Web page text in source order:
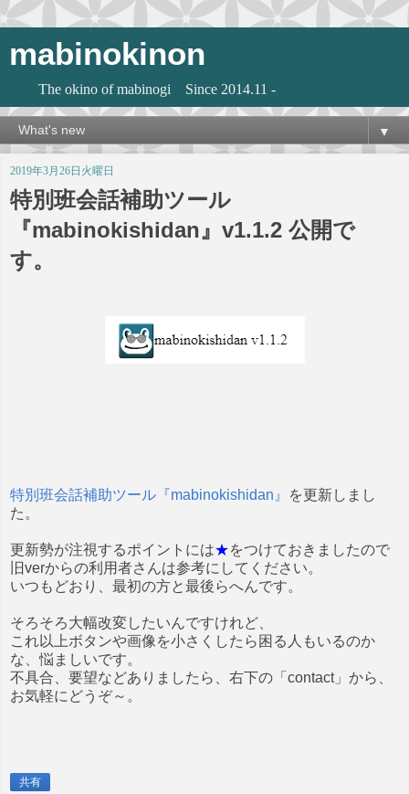
mabinokinon
The okino of mabinogi Since 2014.11 -
▼
2019年3月26日火曜日
特別班会話補助ツール
『mabinokishidan』v1.1.2 公開で
す。
特別班会話補助ツール『mabinokishidan』
を更新しまし
た。
更新勢が注視するポイントには★をつけておきましたので
旧verからの利用者さんは参考にしてください。
いつもどおり、最初の方と最後らへんです。
そろそろ大幅改変したいんですけれど、
これ以上ボタンや画像を小さくしたら困る人もいるのか
な、悩ましいです。
不具合、要望などありましたら、右下の「contact」から、
お気軽にどうぞ～。
共有